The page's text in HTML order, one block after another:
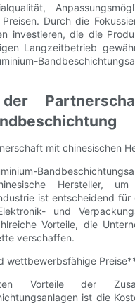
Durch die
investieren, die die
Langzeitbetrieb
mit chinesischen
Hersteller,
ist entscheidend
und
Vorteile, die
verschaffen.
wettbewerbsfähige
Vorteile der
ist die